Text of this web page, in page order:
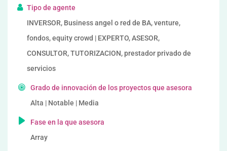
Tipo de agente
INVERSOR, Business angel o red de BA, venture,
fondos, equity crowd | EXPERTO, ASESOR,
CONSULTOR, TUTORIZACION, prestador privado de
servicios
Grado de innovación de los proyectos que asesora
Alta | Notable | Media
Fase en la que asesora
Array